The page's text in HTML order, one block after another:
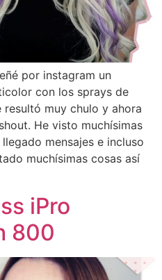
por instagram un
con los sprays de
muy chulo y ahora
He visto muchísimas
mensajes e incluso
muchísimas cosas así
iPro
800